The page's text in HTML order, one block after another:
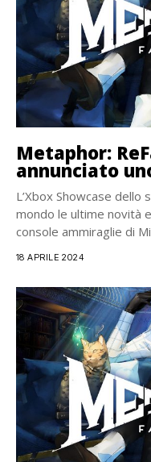
Metaphor:
annunciato
L’Xbox Showcase
mondo le ultime novità
console ammiraglie di
18 APRILE 2024